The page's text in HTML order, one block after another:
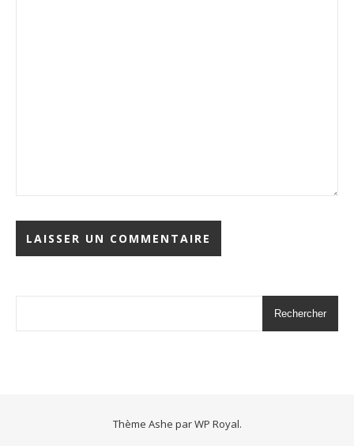
Rechercher
Thème Ashe parWP Royal.